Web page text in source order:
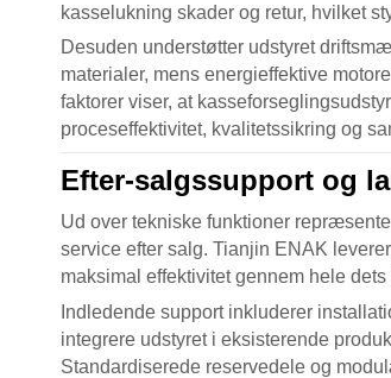
kasselukning skader og retur, hvilket
Desuden understøtter udstyret
materialer, mens energieffektive
faktorer viser, at kasseforseglingsudstyr
proceseffektivitet, kvalitetssikring og
Efter-salgssupport og
Ud over tekniske funktioner
service efter salg. Tianjin ENAK
maksimal effektivitet gennem hele dets
Indledende support inkluderer
integrere udstyret i eksisterende
Standardiserede reservedele og